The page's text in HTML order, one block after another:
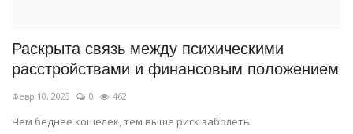
Раскрыта связь между психическими
расстройствами и финансовым положением
Февр 10, 2023 0 462
Чем беднее кошелек, тем выше риск заболеть.